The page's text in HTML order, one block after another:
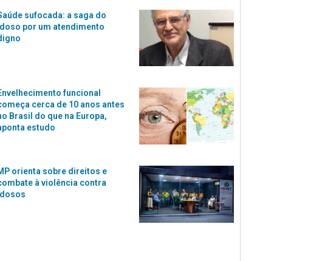
sufocada: a saga do
por um atendimento
funcional
cerca de 10 anos antes
Brasil do que na Europa,
estudo
orienta sobre direitos e
à violência contra